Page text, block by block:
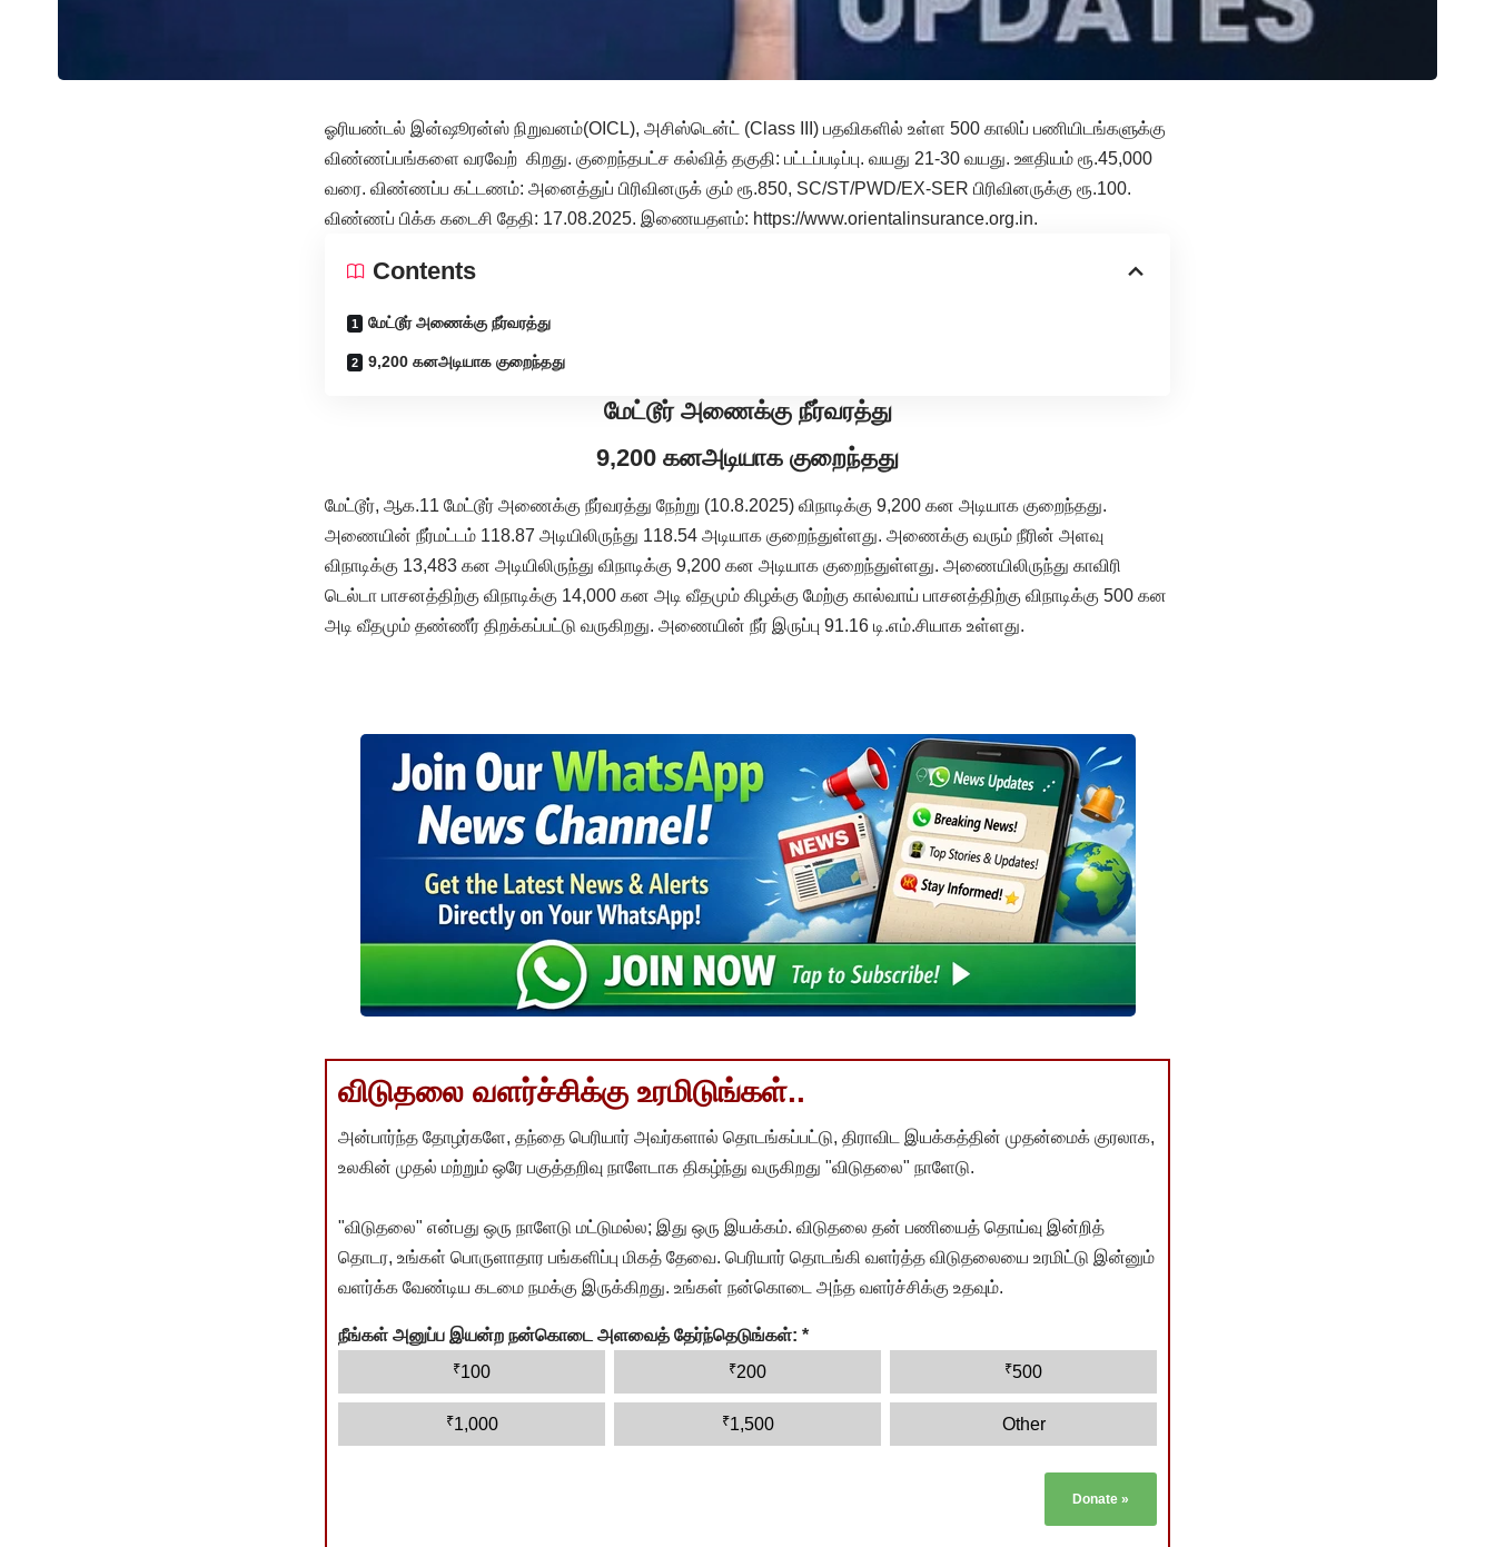
ஓரியண்டல் இன்ஷூரன்ஸ் நிறுவனம்(OICL), அசிஸ்டென்ட் (Class III) பதவிகளில் உள்ள 500 காலிப் பணியிடங்களுக்கு
விண்ணப்பங்களை வரவேற் கிறது. குறைந்தபட்ச கல்வித் தகுதி: பட்டப்படிப்பு. வயது 21-30 வயது. ஊதியம் ரூ.45,000
வரை. விண்ணப்ப கட்டணம்: அனைத்துப் பிரிவினருக் கும் ரூ.850, SC/ST/PWD/EX-SER பிரிவினருக்கு ரூ.100.
விண்ணப் பிக்க கடைசி தேதி: 17.08.2025. இணையதளம்: https://www.orientalinsurance.org.in.
Contents
மேட்டூர் அணைக்கு நீர்வரத்து
9,200 கனஅடியாக குறைந்தது
மேட்டூர் அணைக்கு நீர்வரத்து
9,200 கனஅடியாக குறைந்தது
மேட்டூர், ஆக.11 மேட்டூர் அணைக்கு நீர்வரத்து நேற்று (10.8.2025) விநாடிக்கு 9,200 கன அடியாக குறைந்தது.
அணையின் நீர்மட்டம் 118.87 அடியிலிருந்து 118.54 அடியாக குறைந்துள்ளது. அணைக்கு வரும் நீரின் அளவு
விநாடிக்கு 13,483 கன அடியிலிருந்து விநாடிக்கு 9,200 கன அடியாக குறைந்துள்ளது. அணையிலிருந்து காவிரி
டெல்டா பாசனத்திற்கு விநாடிக்கு 14,000 கன அடி வீதமும் கிழக்கு மேற்கு கால்வாய் பாசனத்திற்கு விநாடிக்கு 500 கன
அடி வீதமும் தண்ணீர் திறக்கப்பட்டு வருகிறது. அணையின் நீர் இருப்பு 91.16 டி.எம்.சியாக உள்ளது.
விடுதலை வளர்ச்சிக்கு உரமிடுங்கள்..
அன்பார்ந்த தோழர்களே, தந்தை பெரியார் அவர்களால் தொடங்கப்பட்டு, திராவிட இயக்கத்தின் முதன்மைக் குரலாக,
உலகின் முதல் மற்றும் ஒரே பகுத்தறிவு நாளேடாக திகழ்ந்து வருகிறது "விடுதலை" நாளேடு.
"விடுதலை" என்பது ஒரு நாளேடு மட்டுமல்ல; இது ஒரு இயக்கம். விடுதலை தன் பணியைத் தொய்வு இன்றித்
தொடர, உங்கள் பொருளாதார பங்களிப்பு மிகத் தேவை. பெரியார் தொடங்கி வளர்த்த விடுதலையை உரமிட்டு இன்னும்
வளர்க்க வேண்டிய கடமை நமக்கு இருக்கிறது. உங்கள் நன்கொடை அந்த வளர்ச்சிக்கு உதவும்.
நீங்கள் அனுப்ப இயன்ற நன்கொடை அளவைத் தேர்ந்தெடுங்கள்: *
₹100 ₹200 ₹500
₹1,000 ₹1,500 Other
Donate »